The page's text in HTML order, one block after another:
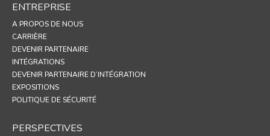
ENTREPRISE
A PROPOS DE NOUS
CARRIÈRE
DEVENIR PARTENAIRE
INTÉGRATIONS
DEVENIR PARTENAIRE D’INTÉGRATION
EXPOSITIONS
POLITIQUE DE SÉCURITÉ
PERSPECTIVES